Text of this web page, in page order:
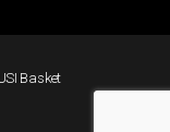
Basket